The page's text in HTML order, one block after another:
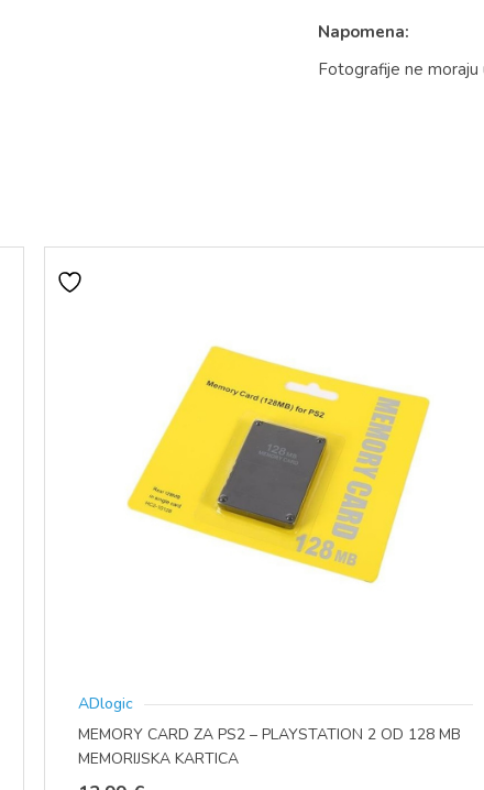
Napomena:
Fotografije ne
ADlogic
MEMORY CARD ZA PS2 – PLAYSTATION 2 OD 128 MB
MEMORIJSKA KARTICA